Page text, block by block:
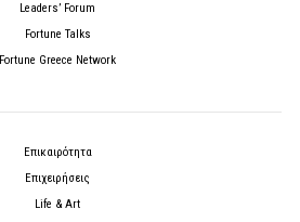
Leaders’ Forum
Fortune Talks
Fortune Greece Network
Επικαιρότητα
Επιχειρήσεις
Life & Art